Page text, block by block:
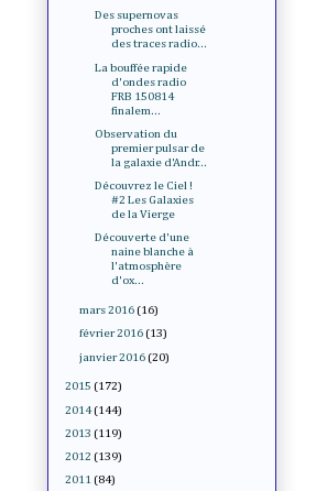
Des supernovas
proches ont laissé
des traces radio...
La bouffée rapide
d'ondes radio
FRB 150814
finalem...
Observation du
premier pulsar de
la galaxie d'Andr...
Découvrez le Ciel !
#2 Les Galaxies
de la Vierge
Découverte d'une
naine blanche à
l'atmosphère
d'ox...
mars 2016 (16)
février 2016 (13)
janvier 2016 (20)
2015 (172)
2014 (144)
2013 (119)
2012 (139)
2011 (84)